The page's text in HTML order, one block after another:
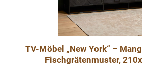
TV-Möbel „New York“ –
Fischgrätenmuster,